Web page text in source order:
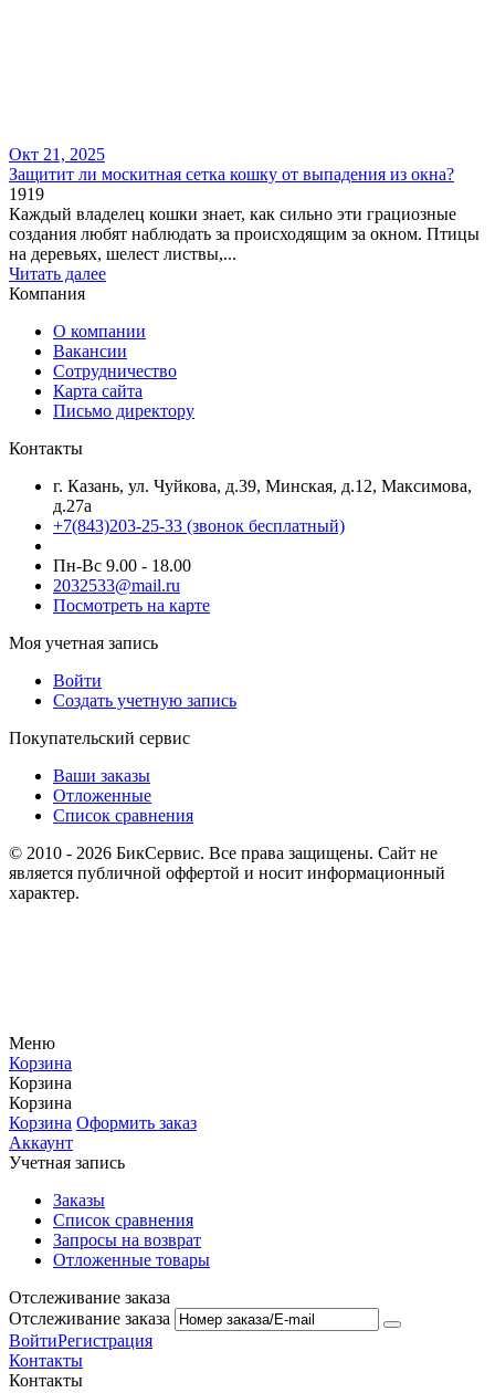
Окт 21, 2025
Защитит ли москитная сетка кошку от выпадения из окна?
1919
Каждый владелец кошки знает, как сильно эти грациозные
создания любят наблюдать за происходящим за окном. Птицы
на деревьях, шелест листвы,...
Читать далее
Компания
О компании
Вакансии
Сотрудничество
Карта сайта
Письмо директору
Контакты
г. Казань, ул. Чуйкова, д.39, Минская, д.12, Максимова,
д.27а
+7(843)203-25-33 (звонок бесплатный)
Пн-Вс 9.00 - 18.00
2032533@mail.ru
Посмотреть на карте
Моя учетная запись
Войти
Создать учетную запись
Покупательский сервис
Ваши заказы
Отложенные
Список сравнения
© 2010 - 2026 БикСервис. Все права защищены. Сайт не
является публичной оффертой и носит информационный
характер.
Меню
Корзина
Корзина
Корзина
Корзина Оформить заказ
Аккаунт
Учетная запись
Заказы
Список сравнения
Запросы на возврат
Отложенные товары
Отслеживание заказа
Отслеживание заказа
ВойтиРегистрация
Контакты
Контакты